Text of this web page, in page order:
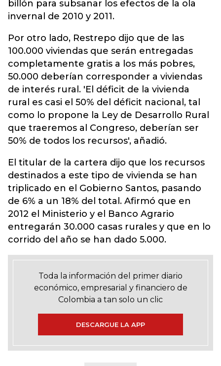
billón para subsanar los efectos de la ola
invernal de 2010 y 2011.
Por otro lado, Restrepo dijo que de las
100.000 viviendas que serán entregadas
completamente gratis a los más pobres,
50.000 deberían corresponder a viviendas
de interés rural. 'El déficit de la vivienda
rural es casi el 50% del déficit nacional, tal
como lo propone la Ley de Desarrollo Rural
que traeremos al Congreso, deberían ser
50% de todos los recursos', añadió.
El titular de la cartera dijo que los recursos
destinados a este tipo de vivienda se han
triplicado en el Gobierno Santos, pasando
de 6% a un 18% del total. Afirmó que en
2012 el Ministerio y el Banco Agrario
entregarán 30.000 casas rurales y que en lo
corrido del año se han dado 5.000.
Toda la información del primer diario
económico, empresarial y financiero de
Colombia a tan solo un clic
DESCARGUE LA APP